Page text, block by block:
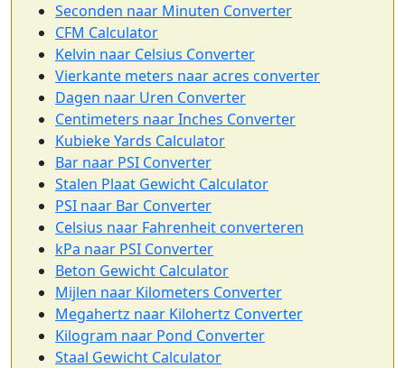
Seconden naar Minuten Converter
CFM Calculator
Kelvin naar Celsius Converter
Vierkante meters naar acres converter
Dagen naar Uren Converter
Centimeters naar Inches Converter
Kubieke Yards Calculator
Bar naar PSI Converter
Stalen Plaat Gewicht Calculator
PSI naar Bar Converter
Celsius naar Fahrenheit converteren
kPa naar PSI Converter
Beton Gewicht Calculator
Mijlen naar Kilometers Converter
Megahertz naar Kilohertz Converter
Kilogram naar Pond Converter
Staal Gewicht Calculator